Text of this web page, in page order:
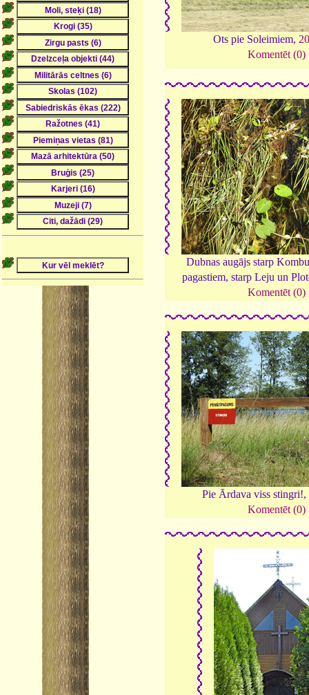
Ots pie Soleimiem,
Komentēt (0)
Dubnas augājs starp
pagastiem, starp Leju un
Komentēt (0)
Pie Ārdava viss stingri!,
Komentēt (0)